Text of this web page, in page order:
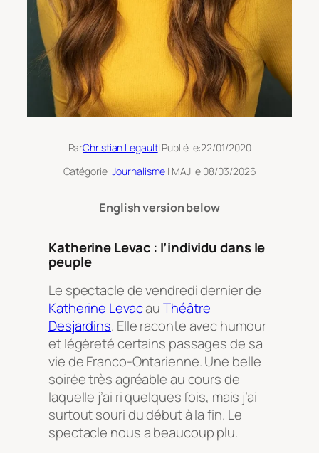
ParChristian Legault| Publié le:22/01/2020
Catégorie:Journalisme | MAJ le:08/03/2026
English version below
Katherine Levac : l’individu dans le
peuple
Le spectacle de vendredi dernier de
Katherine LevacauThéâtre
Desjardins. Elle raconte avec humour
et légèreté certains passages de sa
vie de Franco-Ontarienne. Une belle
soirée très agréable au cours de
laquelle j’ai ri quelques fois, mais j’ai
surtout souri du début à la fin. Le
spectacle nous a beaucoup plu.